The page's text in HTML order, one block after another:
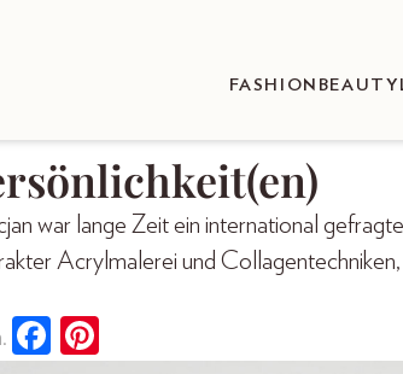
FASHION BEAUTY
war lange Zeit ein international
Acrylmalerei und